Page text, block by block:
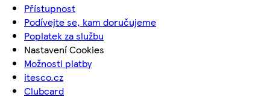
Přístupnost
Podívejte se, kam doručujeme
Poplatek za službu
Nastavení Cookies
Možnosti platby
itesco.cz
Clubcard